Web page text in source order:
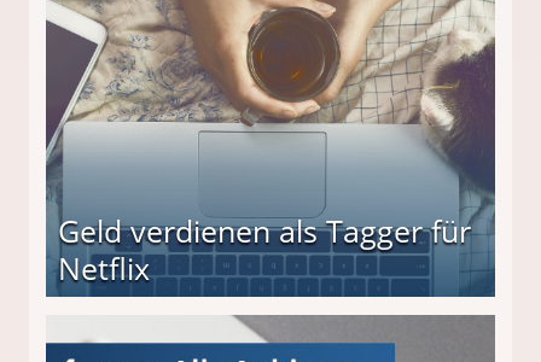
Geld verdienen als Tagger für
Netflix